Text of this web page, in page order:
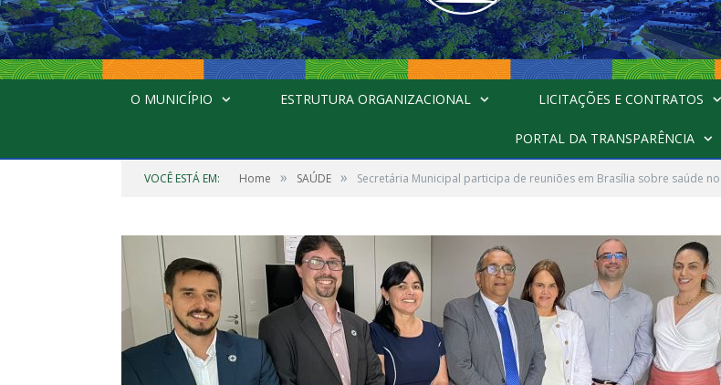
O MUNICÍPIO ESTRUTURA ORGANIZACIONAL LICITAÇÕES E CONTRATOS
PORTAL DA TRANSPARÊNCIA
VOCÊ ESTÁ EM: Home » SAÚDE » Secretária Municipal participa de reuniões em Brasília sobre saúde